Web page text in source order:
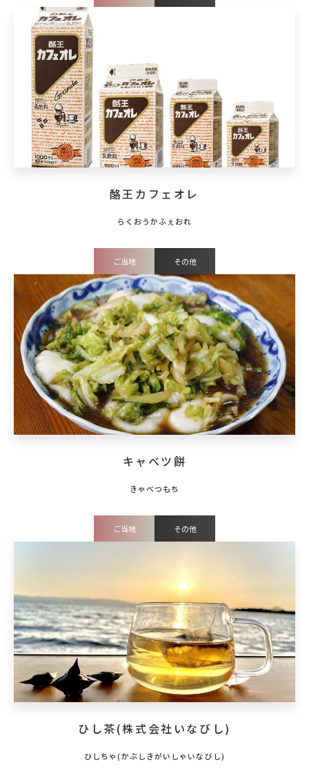
酪王カフェオレ
ご当地 その他
キャベツ餅
ご当地 その他
ひし茶(株式会社いなびし)